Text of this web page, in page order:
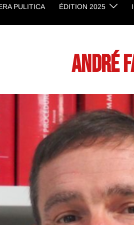
PULITICA ÉDITION 2025
André